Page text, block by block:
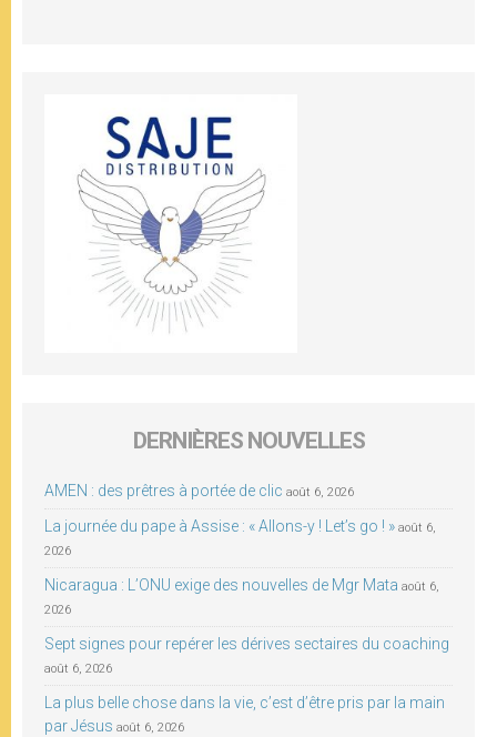
DERNIÈRES NOUVELLES
AMEN : des prêtres à portée de clic août 6, 2026
La journée du pape à Assise : « Allons-y ! Let’s go ! » août 6,
2026
Nicaragua : L’ONU exige des nouvelles de Mgr Mata août 6,
2026
Sept signes pour repérer les dérives sectaires du coaching
août 6, 2026
La plus belle chose dans la vie, c’est d’être pris par la main
par Jésus août 6, 2026